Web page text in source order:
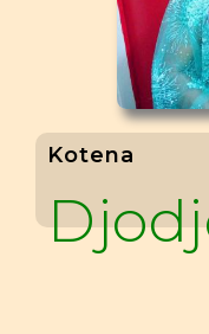
Kotena